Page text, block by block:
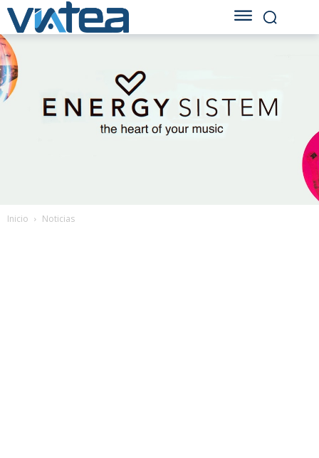
Inicio Noticias